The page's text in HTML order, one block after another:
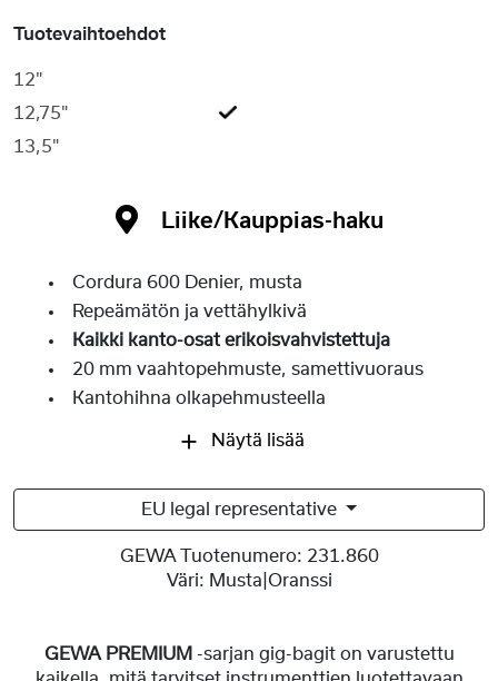
Tuotevaihtoehdot
12"
12,75"
13,5"
Liike/Kauppias-haku
Cordura 600 Denier, musta
Repeämätön ja vettähylkivä
Kaikki kanto-osat erikoisvahvistettuja
20 mm vaahtopehmuste, samettivuoraus
Kantohihna olkapehmusteella
Näytä lisää
EU legal representative
GEWA Tuotenumero: 231.860
Väri: Musta|Oranssi
GEWA PREMIUM -sarjan gig-bagit on varustettu